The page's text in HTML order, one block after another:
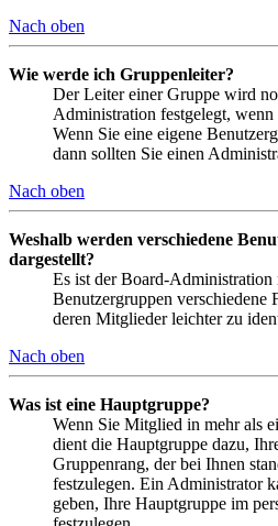
Nach oben
Wie werde ich Gruppenleiter?
Der Leiter einer Gruppe wird
Administration festgelegt,
Wenn Sie eine eigene
dann sollten Sie einen
Nach oben
Weshalb werden verschiedene
dargestellt?
Es ist der Board-Administration
Benutzergruppen verschiedene
deren Mitglieder leichter zu
Nach oben
Was ist eine Hauptgruppe?
Wenn Sie Mitglied in mehr als
dient die Hauptgruppe dazu,
Gruppenrang, der bei Ihnen
festzulegen. Ein Administrator
geben, Ihre Hauptgruppe im